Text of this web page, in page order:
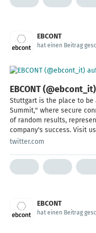
EBCONT
hat einen Beitrag
EBCONT
Stuttgart is the place to be
Summit," where secure
of random results,
company's success. Visit
#Squirro! #KI #AI #smart
twitter.com
EBCONT
hat einen Beitrag